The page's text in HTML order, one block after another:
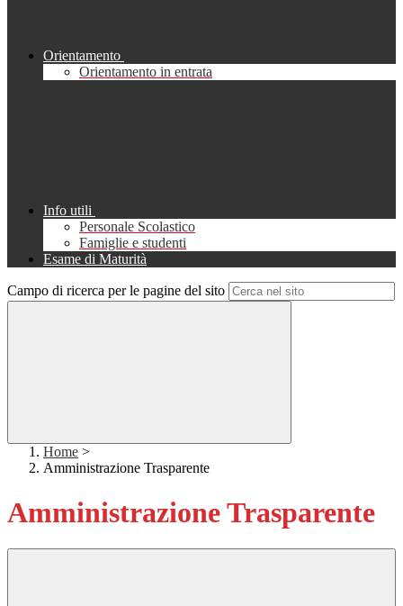
Orientamento
Orientamento in entrata
Info utili
Personale Scolastico
Famiglie e studenti
Esame di Maturità
Campo di ricerca per le pagine del sito
Home >
Amministrazione Trasparente
Amministrazione Trasparente